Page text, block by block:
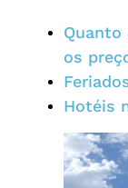
Quanto
os
Hotéis